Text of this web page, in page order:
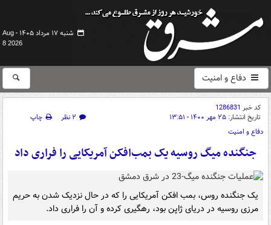
شنبه ۱۷ مرداد ۱۴۰۵ -
Aug
8 2026
دفاع و امنیت
کد خبر 1286831
تاریخ انتشار: ۲۵ مهر ۱۴۰۰ - ۱۳:۵۱ ۲ نظر
چاپ
دفاع و امنیت
جنگنده میگ روسیه یک بمب‌افکن آمریکایی را فراری داد
یک جنگنده روس، بمب ‌افکن آمریکایی را که در حال نزدیک شدن به حریم
مرزی روسیه در دریای ژاپن بود، رهگیری کرده و آن را فراری داد.